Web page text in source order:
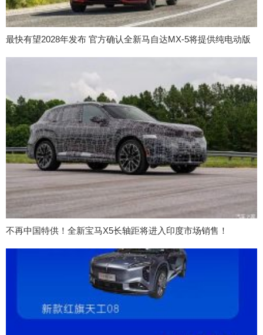
最快有望2028年发布 官方确认全新马自达MX-5将提供纯电动版
不再中国特供！全新宝马X5长轴距将进入印度市场销售！